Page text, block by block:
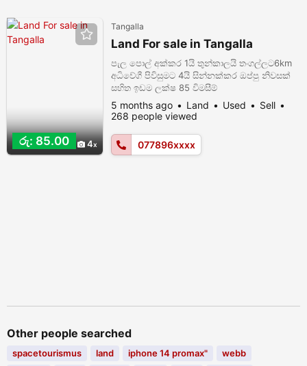
රු: 85.00 4
Tangalla
Land For sale in Tangalla
පැල පොල් අක්කර 1යි තුන්කාලයි තංගල්ලට6km
අධිවේගී පිවිසුමට 4යි සින්නක්කර ඔප්පු නිවසක්
සහිත ඉඩම ලක්ෂ 85 විමසීම්
0778963824/0705051623
5 months ago Land Used
Sell
268 people viewed
077896xxxx
Other people searched
spacetourismus land iphone 14 promax"
webb